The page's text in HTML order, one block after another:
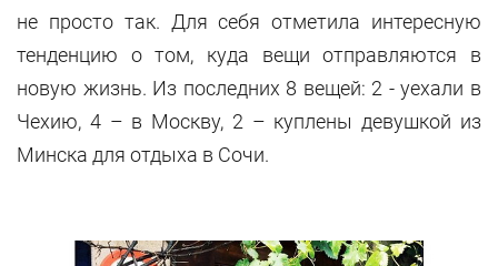
не просто так. Для себя отметила интересную
тенденцию о том, куда вещи отправляются в
новую жизнь. Из последних 8 вещей: 2 - уехали в
Чехию, 4 – в Москву, 2 – куплены девушкой из
Минска для отдыха в Сочи.